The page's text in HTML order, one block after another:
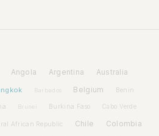
Angola Argentina Australia
Barbados Belgium Benin
Brunei Burkina Faso Cabo Verde
African Republic Chile Colombia